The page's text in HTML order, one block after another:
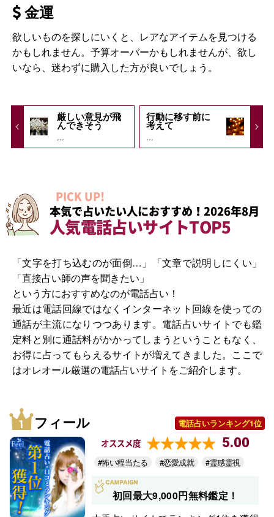
金運
欲しいものを探しにいくと、レアなアイテムを見つける
かもしれません。予算オーバーかもしれませんが、欲し
いなら、迷わずに購入した方が良いでしょう。
厳しい意見が飛
んできそう
...
行動に移す前に
考えて
...
PICK UP!
本気で占いたい人におすすめ！2026年8月
人気電話占いサイトTOP5
「文字を打ち込むのが面倒…」「文章で説明しにくい」
「直接占い師の声を聞きたい」
という方におすすめなのが電話占い！
最近は電話回線ではなくインターネット回線を使っての
通話が主流になりつつあります。電話占いサイトでも鑑
定料と別に通話料がかかってしまうということもなく、
お得に占ってもらえるサイトが増えてきました。ここで
はオレオール厳選の電話占いサイトをご紹介します。
フィール 電話占いランキング1位
オススメ度 5.00
#怖い程当たる #恋愛成就 #霊感霊視
初回最大9,000円無料鑑定！